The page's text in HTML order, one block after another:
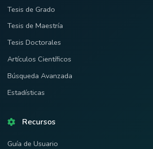
Tesis de Grado
Tesis de Maestría
Tesis Doctorales
Artículos Científicos
Búsqueda Avanzada
Estadísticas
Recursos
Guía de Usuario